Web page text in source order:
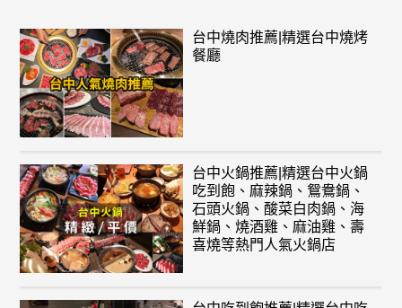
台中燒肉推薦|精選台中燒烤
餐廳
台中火鍋推薦|精選台中火鍋
吃到飽、麻辣鍋、鴛鴦鍋、
石頭火鍋、酸菜白肉鍋、海
鮮鍋、燒酒雞、麻油雞、壽
喜燒等熱門人氣火鍋店